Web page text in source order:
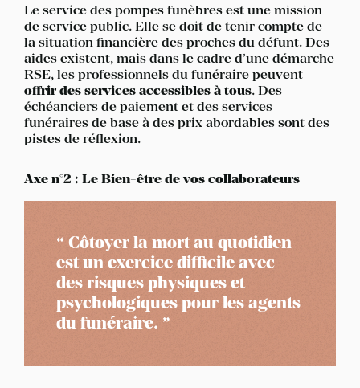
Le service des pompes funèbres est une mission
de service public. Elle se doit de tenir compte de
la situation financière des proches du défunt. Des
aides existent, mais dans le cadre d’une démarche
RSE, les professionnels du funéraire peuvent
offrir des services accessibles à tous. Des
échéanciers de paiement et des services
funéraires de base à des prix abordables sont des
pistes de réflexion.
Axe n°2 : Le Bien-être de vos collaborateurs
Côtoyer la mort au quotidien
est un exercice difficile avec
des risques physiques et
psychologiques pour les agents
du funéraire.